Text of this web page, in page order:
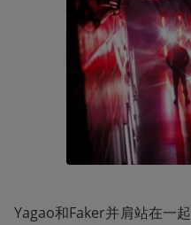
Yagao和Faker并肩站在一